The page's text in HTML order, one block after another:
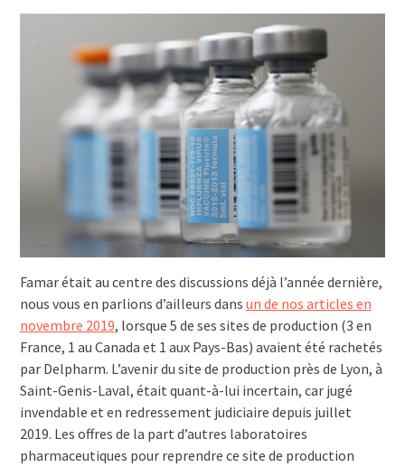
Famar était au centre des discussions déjà l’année dernière,
nous vous en parlions d’ailleurs dans un de nos articles en
novembre 2019, lorsque 5 de ses sites de production (3 en
France, 1 au Canada et 1 aux Pays-Bas) avaient été rachetés
par Delpharm. L’avenir du site de production près de Lyon, à
Saint-Genis-Laval, était quant-à-lui incertain, car jugé
invendable et en redressement judiciaire depuis juillet
2019. Les offres de la part d’autres laboratoires
pharmaceutiques pour reprendre ce site de production